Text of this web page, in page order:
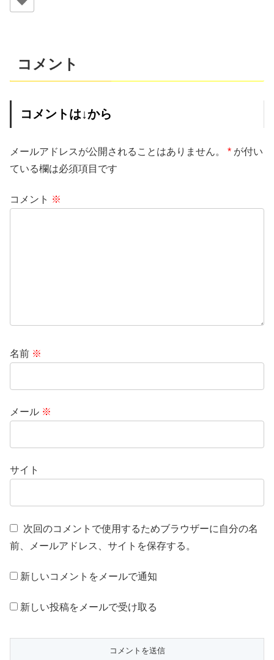
コメント
コメントは↓から
メールアドレスが公開されることはありません。 * が付い
ている欄は必須項目です
コメント ※
名前 ※
メール ※
サイト
次回のコメントで使用するためブラウザーに自分の名
前、メールアドレス、サイトを保存する。
新しいコメントをメールで通知
新しい投稿をメールで受け取る